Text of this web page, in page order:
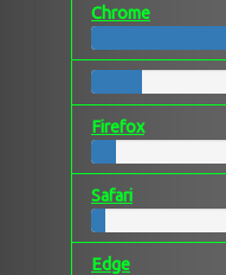
Chrome
Firefox
Safari
Edge